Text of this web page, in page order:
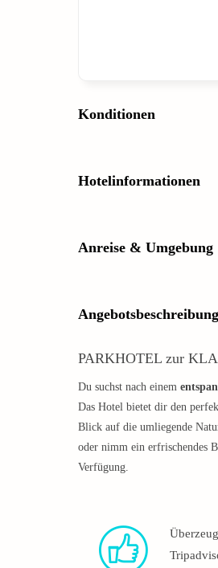
Konditionen
Hotelinformationen
Anreise & Umgebung
Angebotsbeschreibung
PARKHOTEL zur
Du suchst nach einem
Das Hotel bietet dir den
Blick auf die umliegende
oder nimm ein erfrischendes
Verfügung.